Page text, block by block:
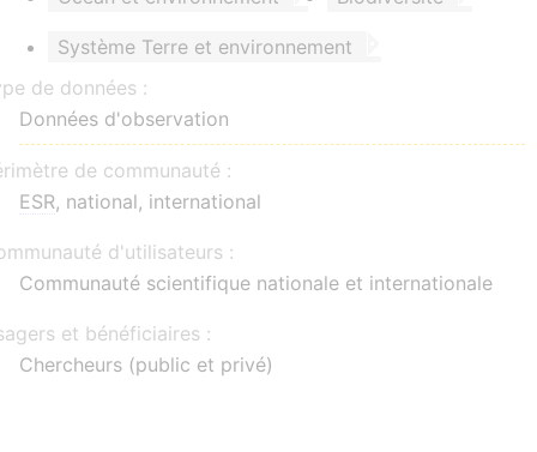
Système Terre et environnement
de données :
Données d'observation
de communauté :
ESR, national, international
d'utilisateurs :
Communauté scientifique nationale et internationale
et bénéficiaires :
Chercheurs (public et privé)